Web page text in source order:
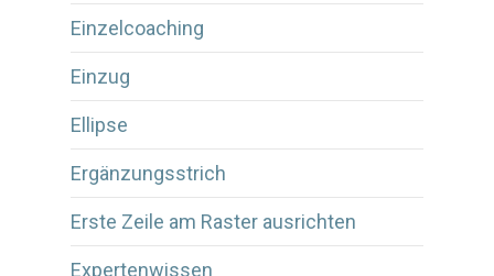
Einzelcoaching
Einzug
Ellipse
Ergänzungsstrich
Erste Zeile am Raster ausrichten
Expertenwissen